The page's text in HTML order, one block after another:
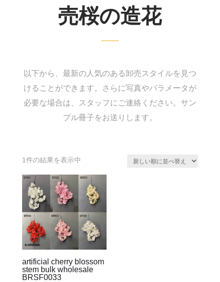
売桜の造花
以下から、最新の人気のある卸売スタイルを見つ
けることができます。さらに写真やパラメータが
必要な場合は、スタッフにご連絡ください。サン
プル冊子をお送りします。
1件の結果を表示中
artificial cherry blossom
stem bulk wholesale
BRSF0033